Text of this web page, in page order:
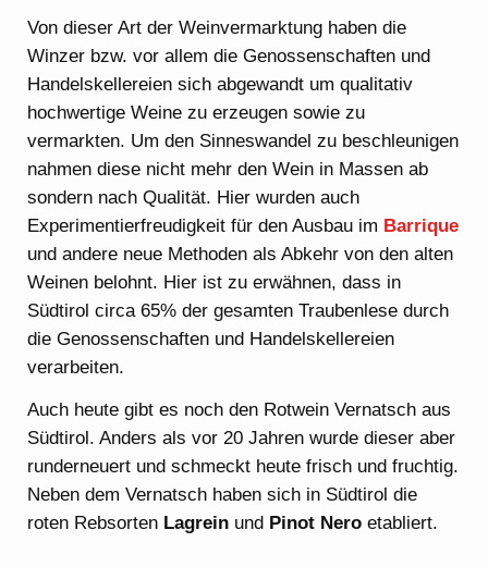
Von dieser Art der Weinvermarktung haben die
Winzer bzw. vor allem die Genossenschaften und
Handelskellereien sich abgewandt um qualitativ
hochwertige Weine zu erzeugen sowie zu
vermarkten. Um den Sinneswandel zu beschleunigen
nahmen diese nicht mehr den Wein in Massen ab
sondern nach Qualität. Hier wurden auch
Experimentierfreudigkeit für den Ausbau im Barrique
und andere neue Methoden als Abkehr von den alten
Weinen belohnt. Hier ist zu erwähnen, dass in
Südtirol circa 65% der gesamten Traubenlese durch
die Genossenschaften und Handelskellereien
verarbeiten.
Auch heute gibt es noch den Rotwein Vernatsch aus
Südtirol. Anders als vor 20 Jahren wurde dieser aber
runderneuert und schmeckt heute frisch und fruchtig.
Neben dem Vernatsch haben sich in Südtirol die
roten Rebsorten Lagrein und Pinot Nero etabliert.